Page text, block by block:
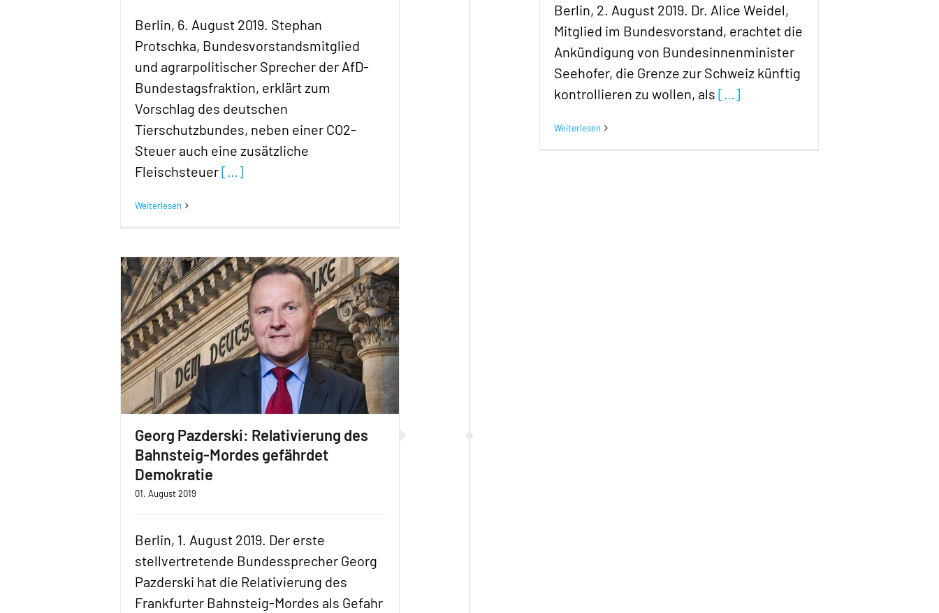
Berlin, 6. August 2019. Stephan
Protschka, Bundesvorstandsmitglied
und agrarpolitischer Sprecher der AfD-
Bundestagsfraktion, erklärt zum
Vorschlag des deutschen
Tierschutzbundes, neben einer CO2-
Steuer auch eine zusätzliche
Fleischsteuer[…]
Weiterlesen
Berlin, 2. August 2019. Dr. Alice Weidel,
Mitglied im Bundesvorstand, erachtet die
Ankündigung von Bundesinnenminister
Seehofer, die Grenze zur Schweiz künftig
kontrollieren zu wollen, als […]
Weiterlesen
Georg Pazderski: Relativierung des
Bahnsteig-Mordes gefährdet
Demokratie
01. August 2019
Berlin, 1. August 2019. Der erste
stellvertretende Bundessprecher Georg
Pazderski hat die Relativierung des
Frankfurter Bahnsteig-Mordes als Gefahr